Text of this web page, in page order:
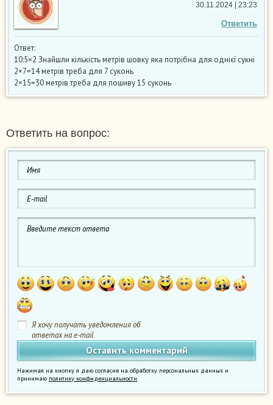
Ответить
30.11.2024 | 23:23
Ответ:
10:5=2 Знайшли кількість метрів шовку яка потрібна для однієї сукні
2×7=14 метрів треба для 7 суконь
2×15=30 метрів треба для пошиву 15 суконь
Ответить на вопрос:
Я хочу получать уведомления об
ответах на e-mail
Нажимая на кнопку я даю согласие на обработку персональных данных и
принимаю политику конфиденциальности.